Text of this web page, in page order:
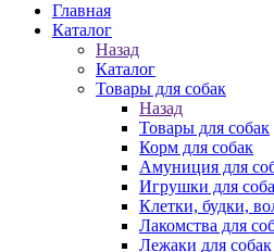
Главная
Каталог
Назад
Каталог
Товары для собак
Назад
Товары для собак
Корм для собак
Амуниция для
Игрушки для
Клетки, будки,
Лакомства для
Лежаки для собак